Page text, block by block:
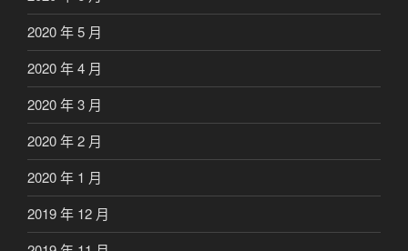
2020 年 5 月
2020 年 4 月
2020 年 3 月
2020 年 2 月
2020 年 1 月
2019 年 12 月